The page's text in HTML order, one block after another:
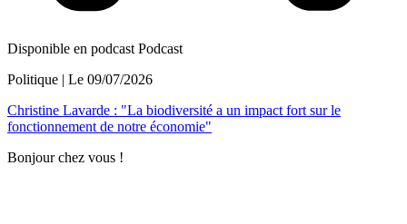
Disponible en podcast Podcast
Politique | Le 09/07/2026
Christine Lavarde : "La biodiversité a un impact fort sur le
fonctionnement de notre économie"
Bonjour chez vous !